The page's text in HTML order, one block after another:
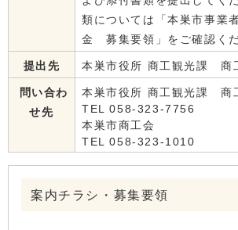
類については「本巣市事業
金 募集要領」をご確認くだ
提出先 本巣市役所 商工観光課 商
問い合わ
せ先
本巣市役所 商工観光課 商
TEL 058-323-7756
本巣市商工会
TEL 058-323-1010
案内チラシ・募集要領